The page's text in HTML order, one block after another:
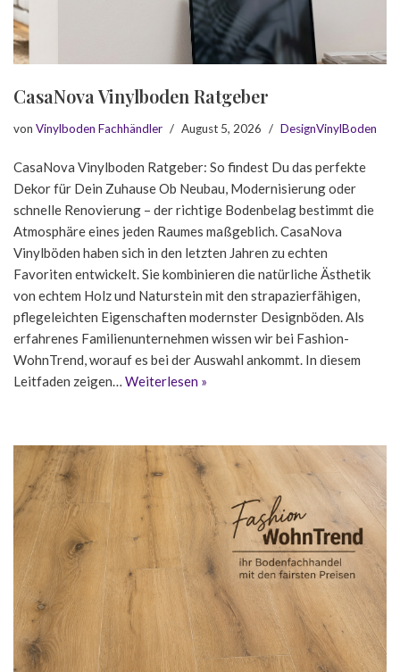
CasaNova Vinylboden Ratgeber
von Vinylboden Fachhändler August 5, 2026 DesignVinylBoden
CasaNova Vinylboden Ratgeber: So findest Du das perfekte
Dekor für Dein Zuhause Ob Neubau, Modernisierung oder
schnelle Renovierung – der richtige Bodenbelag bestimmt die
Atmosphäre eines jeden Raumes maßgeblich. CasaNova
Vinylböden haben sich in den letzten Jahren zu echten
Favoriten entwickelt. Sie kombinieren die natürliche Ästhetik
von echtem Holz und Naturstein mit den strapazierfähigen,
pflegeleichten Eigenschaften modernster Designböden. Als
erfahrenes Familienunternehmen wissen wir bei Fashion-
WohnTrend, worauf es bei der Auswahl ankommt. In diesem
Leitfaden zeigen… Weiterlesen »